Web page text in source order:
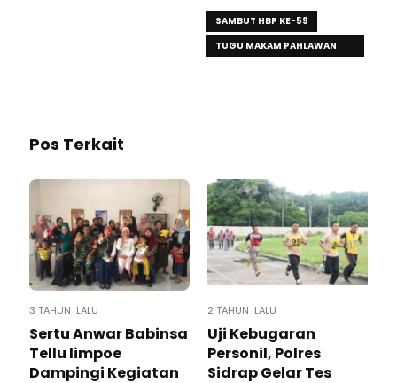
SAMBUT HBP KE-59
TUGU MAKAM PAHLAWAN
Pos Terkait
3 TAHUN LALU
Sertu Anwar Babinsa
Tellu limpoe
Dampingi Kegiatan
2 TAHUN LALU
Uji Kebugaran
Personil, Polres
Sidrap Gelar Tes